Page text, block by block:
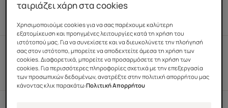
ΚΟΙΝΩΝΙΚΗ ΕΥΘΥΝΗ
ΣΧΕΔΙΑΣΜΟΣ
ΠΙΣΤΗ ΣΤΗ ΓΗ ΜΑΣ ΒΙΟΠΟΙΚΙΛΟΤΗΤΑ
ταιριάζει χάρη στα cookies
Χρησιμοποιούμε cookies για να σας παρέχουμε καλύτερη
εξατομίκευση και προηγμένες λειτουργίες κατά τη χρήση του
ιστότοπού μας. Για να συνεχίσετε και να διευκολύνετε την πλοήγησή
σας στον ιστότοπο, μπορείτε να αποδεχτείτε άμεσα τη χρήση των
cookies. Διαφορετικά, μπορείτε να προσαρμόσετε τη χρήση των
cookies. Για περισσότερες πληροφορίες σχετικά με την επεξεργασία
των προσωπικών δεδομένων, ανατρέξτε στην πολιτική απορρήτου μας
κάνοντας κλικ παρακάτω:Πολιτική Απορρήτου